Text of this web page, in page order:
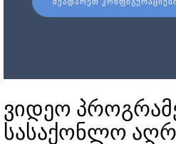
ვიდეო
სასაქონლო